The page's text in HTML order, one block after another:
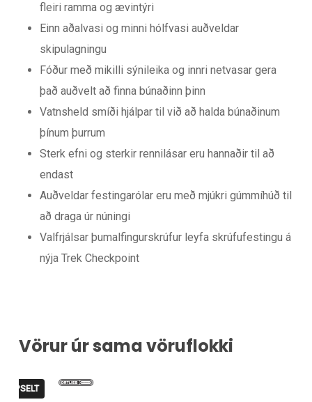
fleiri ramma og ævintýri
Einn aðalvasi og minni hólfvasi auðveldar
skipulagningu
Fóður með mikilli sýnileika og innri netvasar gera
það auðvelt að finna búnaðinn þinn
Vatnsheld smíði hjálpar til við að halda búnaðinum
þínum þurrum
Sterk efni og sterkir rennilásar eru hannaðir til að
endast
Auðveldar festingarólar eru með mjúkri gúmmíhúð til
að draga úr núningi
Valfrjálsar þumalfingurskrúfur leyfa skrúfufestingu á
nýja Trek Checkpoint
Vörur úr sama vöruflokki